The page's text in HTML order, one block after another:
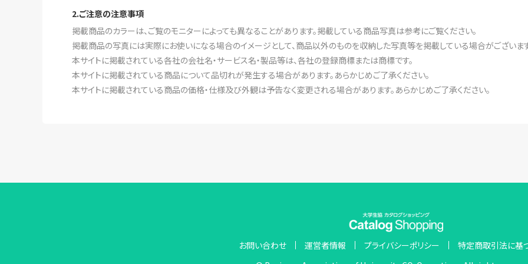
2.ご注意の注意事項
掲載商品のカラーは、ご覧のモニターによっても異なることがあります。掲載している商品写真は参考にご覧ください。
掲載商品の写真には実際にお使いになる場合のイメージとして、商品以外のものを収納した写真等を掲載している場合がございます
本サイトに掲載されている各社の会社名・サービス名・製品等は、各社の登録商標または商標です。
本サイトに掲載されている商品について品切れが発生する場合があります。あらかじめご了承ください。
本サイトに掲載されている商品の価格・仕様及び外観は予告なく変更される場合があります。あらかじめご了承ください。
お問い合わせ 運営者情報 プライバシーポリシー
特定商取引法に基